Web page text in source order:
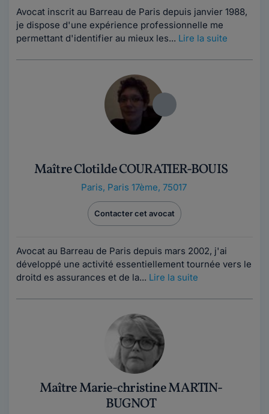
Avocat inscrit au Barreau de Paris depuis janvier 1988,
je dispose d'une expérience professionnelle me
permettant d'identifier au mieux les... Lire la suite
Maître Clotilde COURATIER-BOUIS
Paris, Paris 17ème, 75017
Contacter cet avocat
Avocat au Barreau de Paris depuis mars 2002, j'ai
développé une activité essentiellement tournée vers le
droitd es assurances et de la... Lire la suite
Maître Marie-christine MARTIN-
BUGNOT